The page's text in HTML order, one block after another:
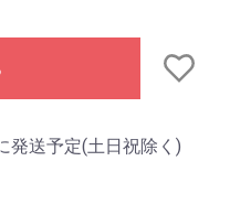
発送予定(土日祝除く)